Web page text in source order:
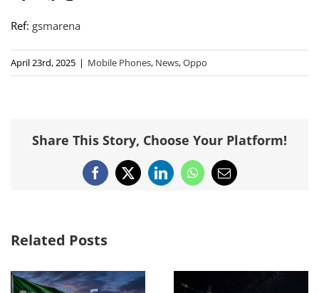
Ref: gsmarena
April 23rd, 2025 | Mobile Phones, News,Oppo
Share This Story, Choose Your Platform!
Facebook
X LinkedInWhatsApp
Email
Related Posts